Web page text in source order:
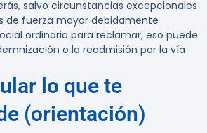
salvo circunstancias excepcionales
de fuerza mayor debidamente
ordinaria para reclamar; eso puede
o la readmisión por la vía
lo que te
(orientación)